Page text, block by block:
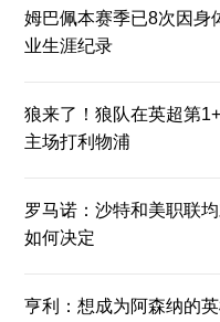
姆巴佩本赛季已8次因身
业生涯纪录
狼来了！狼队在英超第
主场打利物浦
罗马诺：沙特和美职联
如何决定
亨利：想成为阿森纳的